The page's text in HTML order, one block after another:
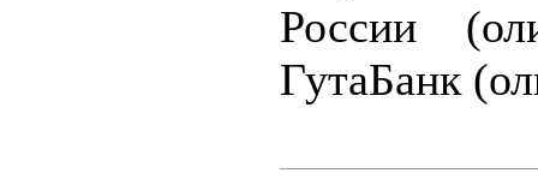
России
ГутаБанк